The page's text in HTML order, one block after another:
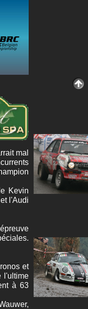
mal
Kevin
l'Audi
et
l'ultime
à 63